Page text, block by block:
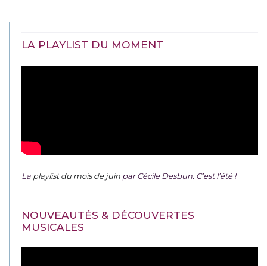
LA PLAYLIST DU MOMENT
La playlist du mois de juin par Cécile Desbun. C’est l’été !
NOUVEAUTÉS & DÉCOUVERTES
MUSICALES